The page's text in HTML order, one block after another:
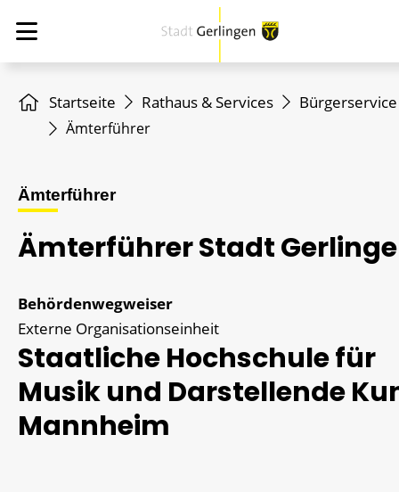
Startseite Rathaus & Services Bürgerservice
Ämterführer
Ämterführer
Ämterführer Stadt
Behördenwegweiser
Externe Organisationseinheit
Staatliche Hochschule für
Musik und Darstellende
Mannheim